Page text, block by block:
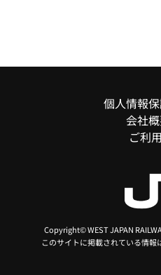
個人情報
会社
ご利
Copyright© WEST JAPAN
このサイトに掲載されている情報